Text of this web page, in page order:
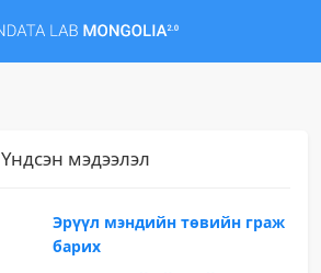
Үндсэн мэдээлэл
Эрүүл мэндийн төвийн граж
барих